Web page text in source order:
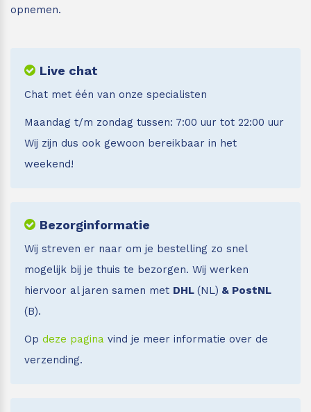
opnemen.
Live chat
Chat met één van onze specialisten
Maandag t/m zondag tussen: 7:00 uur tot 22:00 uur
Wij zijn dus ook gewoon bereikbaar in het
weekend!
Bezorginformatie
Wij streven er naar om je bestelling zo snel
mogelijk bij je thuis te bezorgen. Wij werken
hiervoor al jaren samen met DHL (NL) & PostNL
(B).
Op deze pagina vind je meer informatie over de
verzending.